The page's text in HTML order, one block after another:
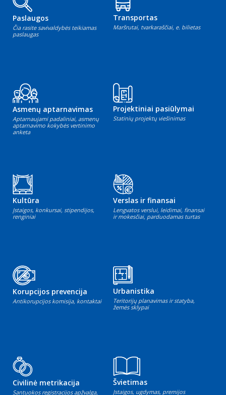
Paslaugos
Čia rasite savivaldybės teikiamas
paslaugas
Transportas
Maršrutai, tvarkaraščiai, e. bilietas
Asmenų aptarnavimas
Aptarnaujami padaliniai, asmenų
aptarnavimo kokybės vertinimo
anketa
Projektiniai pasiūlymai
Statinių projektų viešinimas
Kultūra
Įstaigos, konkursai, stipendijos,
renginiai
Verslas ir finansai
Lengvatos verslui, leidimai, finansai
ir mokesčiai, parduodamas turtas
Korupcijos prevencija
Antikorupcijos komisija, kontaktai
Urbanistika
Teritorijų planavimas ir statyba,
žemės sklypai
Civilinė metrikacija
Santuokos registracijos apžvalga,
Švietimas
Įstaigos, ugdymas, premijos